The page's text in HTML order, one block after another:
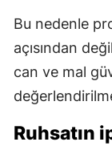
Bu nedenle
açısından
can ve mal
Ruhsatın